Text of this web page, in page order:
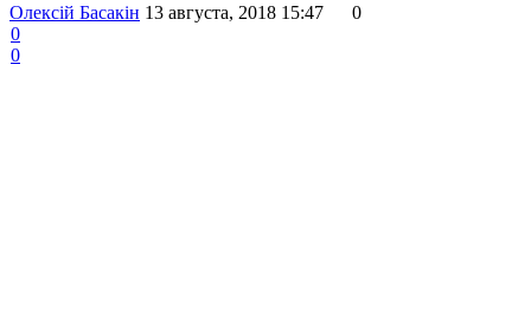
Олексій Басакін 13 августа, 2018 15:47
0
0
0